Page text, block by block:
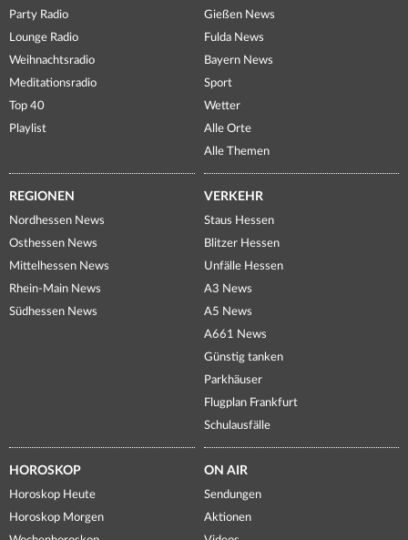
Party Radio
Lounge Radio
Weihnachtsradio
Meditationsradio
Top 40
Playlist
Gießen News
Fulda News
Bayern News
Sport
Wetter
Alle Orte
Alle Themen
REGIONEN
Nordhessen News
Osthessen News
Mittelhessen News
Rhein-Main News
Südhessen News
VERKEHR
Staus Hessen
Blitzer Hessen
Unfälle Hessen
A3 News
A5 News
A661 News
Günstig tanken
Parkhäuser
Flugplan Frankfurt
Schulausfälle
HOROSKOP
Horoskop Heute
Horoskop Morgen
ON AIR
Sendungen
Aktionen